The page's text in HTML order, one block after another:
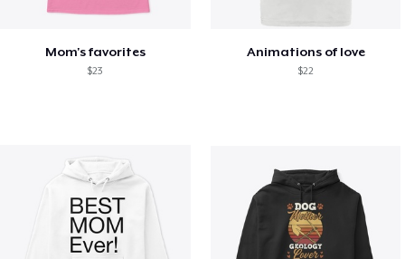
Mom's favorites
$23
Animations of love
$22